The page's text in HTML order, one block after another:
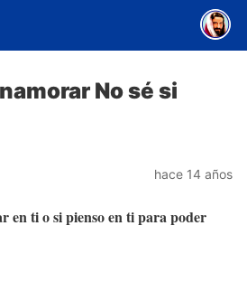
No sé si
hace 14 años
en ti o si pienso en ti para poder